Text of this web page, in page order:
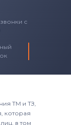
с
ТМ и ТЗ,
которая
в том